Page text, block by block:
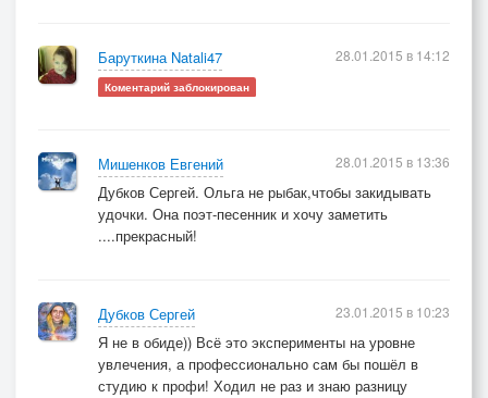
Баруткина Natali47
Коментарий заблокирован
28.01.2015 в 14:12
Мишенков Евгений
Дубков Сергей. Ольга не рыбак,чтобы закидывать
удочки. Она поэт-песенник и хочу заметить
....прекрасный!
28.01.2015 в 13:36
Дубков Сергей
Я не в обиде)) Всё это эксперименты на уровне
увлечения, а профессионально сам бы пошёл в
студию к профи! Ходил не раз и знаю разницу
23.01.2015 в 10:23